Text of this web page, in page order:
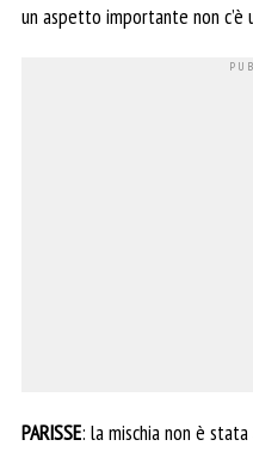
un aspetto importante non c’è
PARISSE: la mischia non è